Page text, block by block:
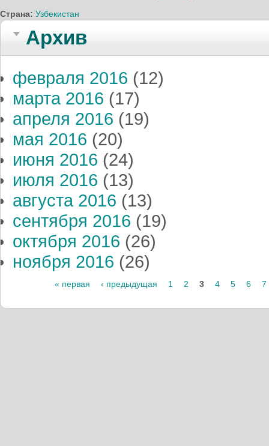
Страна: Узбекистан
Архив
февраля 2016 (12)
марта 2016 (17)
апреля 2016 (19)
мая 2016 (20)
июня 2016 (24)
июля 2016 (13)
августа 2016 (13)
сентября 2016 (19)
октября 2016 (26)
ноября 2016 (26)
« первая ‹ предыдущая 1 2 3 4 5 6 7